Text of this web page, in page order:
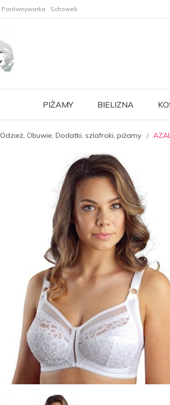
Porównywarka Schowek
PIŻAMY BIELIZNA
Odzież, Obuwie, Dodatki, szlafroki, piżamy